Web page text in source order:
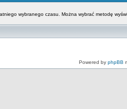
wybranego czasu. Można wybrać metodę
Powered by phpBB